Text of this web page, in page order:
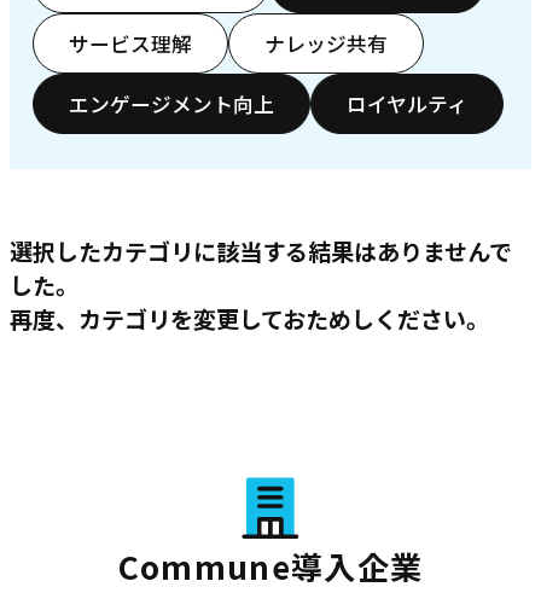
サービス理解 ナレッジ共有
エンゲージメント向上 ロイヤルティ
選択したカテゴリに該当する結果はありませんで
した。
再度、カテゴリを変更しておためしください。
Commune導入企業